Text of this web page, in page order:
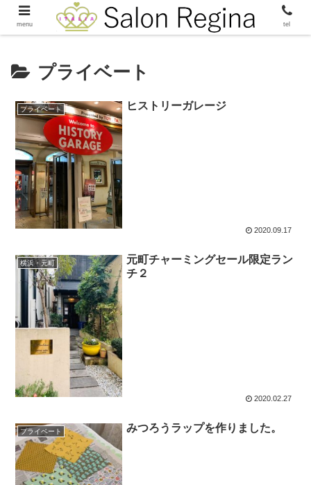
プライベート
プライベート ヒストリーガレージ
2020.09.17
横浜・元町
元町チャーミングセール限定ラン
チ２
2020.02.27
プライベート みつろうラップを作りました。
menu tel